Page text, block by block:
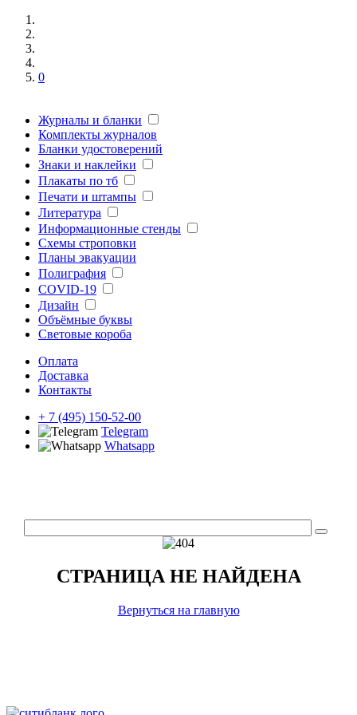
0
Журналы и бланки
Комплекты журналов
Бланки удостоверений
Знаки и наклейки
Плакаты по тб
Печати и штампы
Литература
Информационные стенды
Схемы строповки
Планы эвакуации
Полиграфия
COVID-19
Дизайн
Объёмные буквы
Световые короба
Оплата
Доставка
Контакты
+ 7 (495) 150-52-00
Telegram
Whatsapp
СТРАНИЦА НЕ НАЙДЕНА
Вернуться на главную